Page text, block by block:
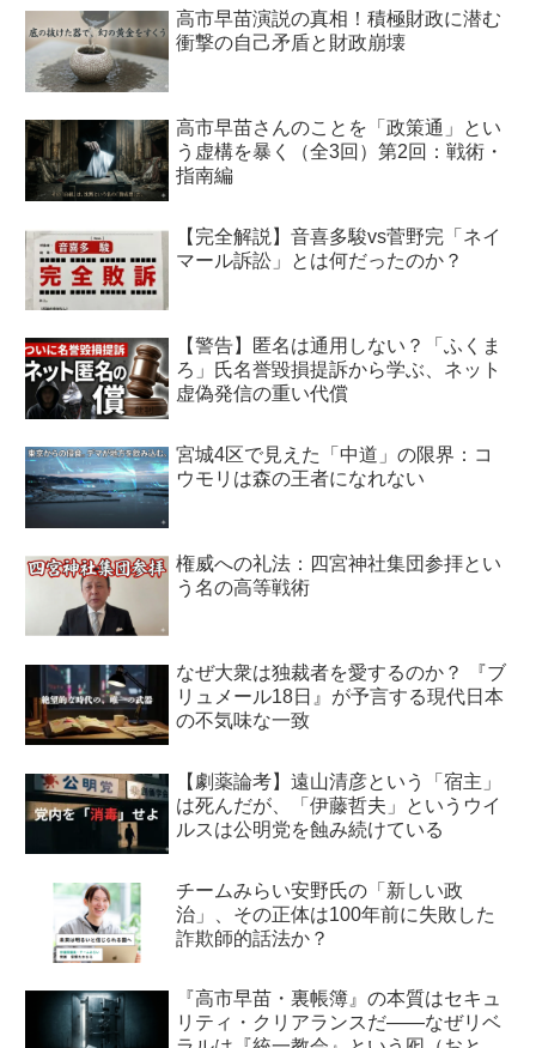
高市早苗演説の真相！積極財政に潜む
衝撃の自己矛盾と財政崩壊
高市早苗さんのことを「政策通」とい
う虚構を暴く（全3回）第2回：戦術・
指南編
【完全解説】音喜多駿vs菅野完「ネイ
マール訴訟」とは何だったのか？
【警告】匿名は通用しない？「ふくま
ろ」氏名誉毀損提訴から学ぶ、ネット
虚偽発信の重い代償
宮城4区で見えた「中道」の限界：コ
ウモリは森の王者になれない
権威への礼法：四宮神社集団参拝とい
う名の高等戦術
なぜ大衆は独裁者を愛するのか？ 『ブ
リュメール18日』が予言する現代日本
の不気味な一致
【劇薬論考】遠山清彦という「宿主」
は死んだが、「伊藤哲夫」というウイ
ルスは公明党を蝕み続けている
チームみらい安野氏の「新しい政
治」、その正体は100年前に失敗した
詐欺師的話法か？
『高市早苗・裏帳簿』の本質はセキュ
リティ・クリアランスだ――なぜリベ